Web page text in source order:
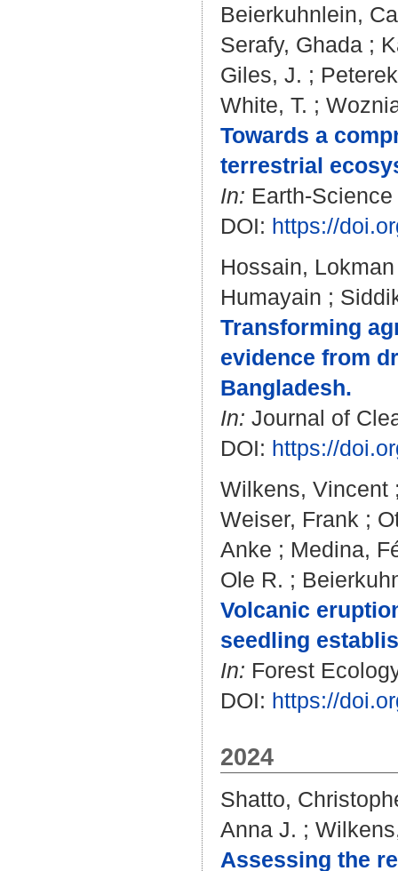
Beierkuhnlein,
Serafy, Ghada ;
Giles, J. ;
White, T. ;
Towards a
terrestrial
In: Earth-
DOI: https://
Hossain, Lokman
Humayain ;
Transforming
evidence from
Bangladesh.
In: Journal of
DOI: https://
Wilkens, Vincent
Weiser, Frank ;
Anke ; Medina,
Ole R. ;
Volcanic
seedling
In: Forest
DOI: https://
2024
Shatto,
Anna J. ;
Assessing the